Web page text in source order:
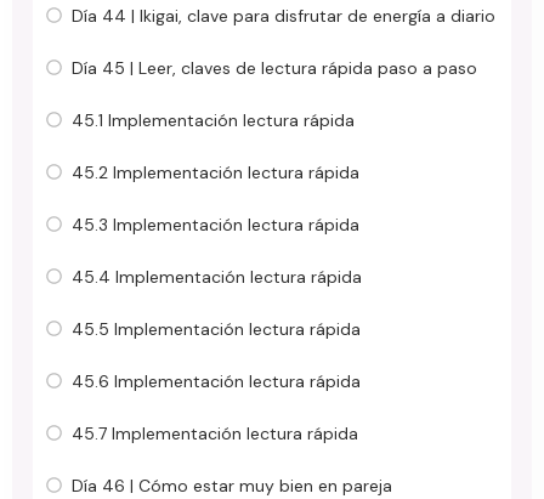
Día 44 | Ikigai, clave para disfrutar de energía a diario
Día 45 | Leer, claves de lectura rápida paso a paso
45.1 Implementación lectura rápida
45.2 Implementación lectura rápida
45.3 Implementación lectura rápida
45.4 Implementación lectura rápida
45.5 Implementación lectura rápida
45.6 Implementación lectura rápida
45.7 Implementación lectura rápida
Día 46 | Cómo estar muy bien en pareja